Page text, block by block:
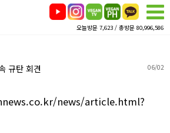
오늘방문 7,623 / 총방문 80,996,586
규탄 회견 06/02
news/article.html?